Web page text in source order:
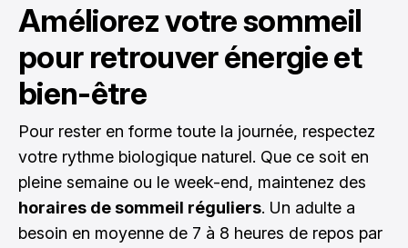
Améliorez votre sommeil
pour retrouver énergie et
bien-être
Pour rester en forme toute la journée, respectez
votre rythme biologique naturel. Que ce soit en
pleine semaine ou le week-end, maintenez des
horaires de sommeil réguliers. Un adulte a
besoin en moyenne de 7 à 8 heures de repos par